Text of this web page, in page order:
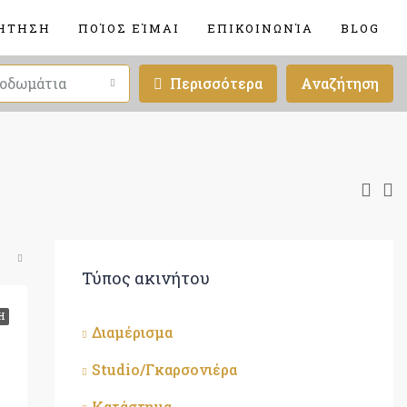
ΠΟΊΟΣ ΕΊΜΑΙ ΕΠΙΚΟΙΝΩΝΊΑ BLOG
Περισσότερα Αναζήτηση
Τύπος ακινήτου
Διαμέρισμα
Studio/Γκαρσονιέρα